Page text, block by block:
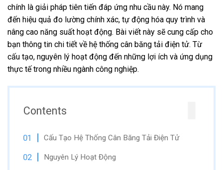
chính là giải pháp tiên tiến đáp ứng nhu cầu này. Nó mang
đến hiệu quả đo lường chính xác, tự động hóa quy trình và
nâng cao năng suất hoạt động. Bài viết này sẽ cung cấp cho
bạn thông tin chi tiết về hệ thống cân băng tải điện tử. Từ
cấu tạo, nguyên lý hoạt động đến những lợi ích và ứng dụng
thực tế trong nhiều ngành công nghiệp.
Contents
Cấu Tạo Hệ Thống Cân Băng Tải Điện Tử
Nguyên Lý Hoạt Động